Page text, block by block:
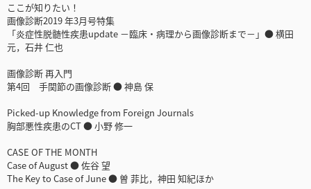
ここが知りたい！
画像診断2019 年3月号特集
「炎症性脱髄性疾患update －臨床・病理から画像診断まで－」● 横田
元，石井 仁也
画像診断 再入門
第4回 手関節の画像診断 ● 神島 保
Picked-up Knowledge from Foreign Journals
胸部悪性疾患のCT ● 小野 修一
CASE OF THE MONTH
Case of August ● 佐谷 望
The Key to Case of June ● 曽 菲比，神田 知紀ほか